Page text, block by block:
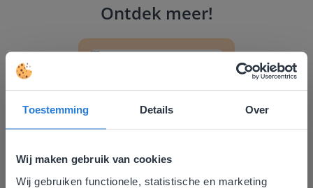
Toestemming Details Over
Wij maken gebruik van cookies
Wij gebruiken functionele, statistische en marketing
Ontdek meer!
Les